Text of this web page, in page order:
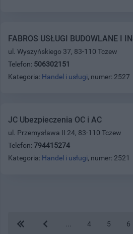
FABROS USŁUGI BUDOWLANE I
ul. Wyszyńskiego 37, 83-110 Tczew
Telefon: 506302151
Kategoria: Handel i usługi, numer: 2527
JC Ubezpieczenia OC i AC
ul. Przemysława II 24, 83-110 Tczew
Telefon: 794415274
Kategoria: Handel i usługi, numer: 2521
4 5 6